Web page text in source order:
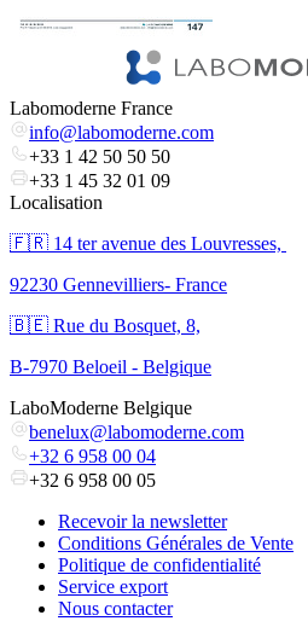
Labomoderne France
info@labomoderne.com
+33 1 42 50 50 50
+33 1 45 32 01 09
Localisation
🇫🇷 ​14 ter avenue des Louvresses,
92230 Gennevilliers- France
🇧🇪 Rue du Bosquet, 8,
B-7970 Beloeil - Belgique
LaboModerne Belgique
benelux@labomoderne.com
+32 6 958 00 04
+32 6 958 00 05
Recevoir la newsletter
Conditions Générales de Vente
Politique de confidentialité
Service export
Nous contacter